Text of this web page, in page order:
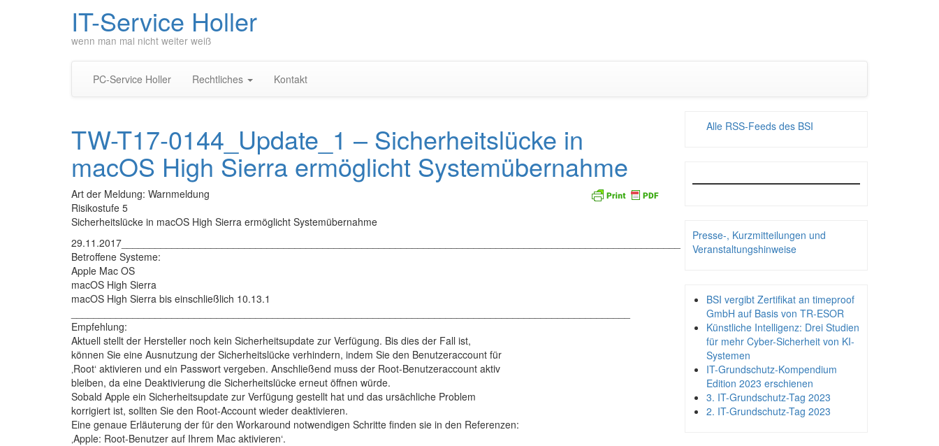
IT-Service Holler
wenn man mal nicht weiter weiß
PC-Service Holler Rechtliches Kontakt
TW-T17-0144_Update_1 – Sicherheitslücke in
macOS High Sierra ermöglicht Systemübernahme
Art der Meldung: Warnmeldung
Risikostufe 5
Sicherheitslücke in macOS High Sierra ermöglicht Systemübernahme
29.11.2017____________________________________________________________________________________________________
Betroffene Systeme:
Apple Mac OS
macOS High Sierra
macOS High Sierra bis einschließlich 10.13.1
Empfehlung:
Aktuell stellt der Hersteller noch kein Sicherheitsupdate zur Verfügung. Bis dies der Fall ist,
können Sie eine Ausnutzung der Sicherheitslücke verhindern, indem Sie den Benutzeraccount für
‚Root‘ aktivieren und ein Passwort vergeben. Anschließend muss der Root-Benutzeraccount aktiv
bleiben, da eine Deaktivierung die Sicherheitslücke erneut öffnen würde.
Sobald Apple ein Sicherheitsupdate zur Verfügung gestellt hat und das ursächliche Problem
korrigiert ist, sollten Sie den Root-Account wieder deaktivieren.
Eine genaue Erläuterung der für den Workaround notwendigen Schritte finden sie in den Referenzen:
‚Apple: Root-Benutzer auf Ihrem Mac aktivieren‘.
Alle RSS-Feeds des BSI
Presse-, Kurzmitteilungen und
Veranstaltungshinweise
BSI vergibt Zertifikat an timeproof
GmbH auf Basis von TR-ESOR
Künstliche Intelligenz: Drei Studien
für mehr Cyber-Sicherheit von KI-
Systemen
IT-Grundschutz-Kompendium
Edition 2023 erschienen
3. IT-Grundschutz-Tag 2023
2. IT-Grundschutz-Tag 2023